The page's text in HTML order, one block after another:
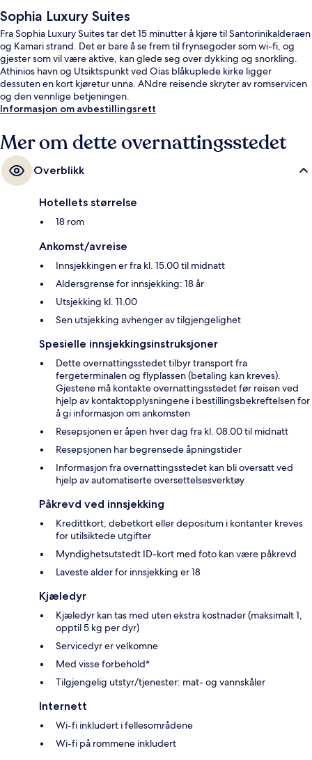
Sophia Luxury Suites
Fra Sophia Luxury Suites tar det 15 minutter å kjøre til Santorinikalderaen
og Kamari strand. Det er bare å se frem til frynsegoder som wi-fi, og
gjester som vil være aktive, kan glede seg over dykking og snorkling.
Athinios havn og Utsiktspunkt ved Oias blåkuplede kirke ligger
dessuten en kort kjøretur unna. ANdre reisende skryter av romservicen
og den vennlige betjeningen.
Informasjon om avbestillingsrett
Mer om dette overnattingsstedet
Overblikk
Hotellets størrelse
18 rom
Ankomst/avreise
Innsjekkingen er fra kl. 15.00 til midnatt
Aldersgrense for innsjekking: 18 år
Utsjekking kl. 11.00
Sen utsjekking avhenger av tilgjengelighet
Spesielle innsjekkingsinstruksjoner
Dette overnattingsstedet tilbyr transport fra
fergeterminalen og flyplassen (betaling kan kreves).
Gjestene må kontakte overnattingsstedet før reisen ved
hjelp av kontaktopplysningene i bestillingsbekreftelsen for
å gi informasjon om ankomsten
Resepsjonen er åpen hver dag fra kl. 08.00 til midnatt
Resepsjonen har begrensede åpningstider
Informasjon fra overnattingsstedet kan bli oversatt ved
hjelp av automatiserte oversettelsesverktøy
Påkrevd ved innsjekking
Kredittkort, debetkort eller depositum i kontanter kreves
for utilsiktede utgifter
Myndighetsutstedt ID-kort med foto kan være påkrevd
Laveste alder for innsjekking er 18
Kjæledyr
Kjæledyr kan tas med uten ekstra kostnader (maksimalt 1,
opptil 5 kg per dyr)
Servicedyr er velkomne
Med visse forbehold*
Tilgjengelig utstyr/tjenester: mat- og vannskåler
Internett
Wi-fi inkludert i fellesområdene
Wi-fi på rommene inkludert